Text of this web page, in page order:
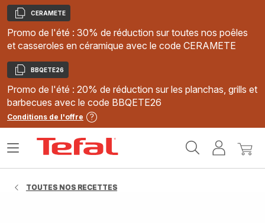
Copier
CERAMETE
Promo de l'été : 30% de réduction sur toutes nos poêles
et casseroles en céramique avec le code CERAMETE
Copier
BBQETE26
Promo de l'été : 20% de réduction sur les planchas, grills et
barbecues avec le code BBQETE26
Conditions de l'offre
MonMon
Ouvrir
TOUTES NOS RECETTES